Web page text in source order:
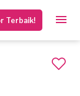
Terbaik!